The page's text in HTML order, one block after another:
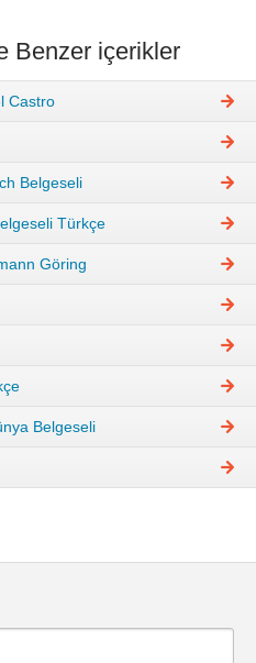
Benzer içerikler
Castro
Belgeseli
Türkçe
Göring
Belgeseli